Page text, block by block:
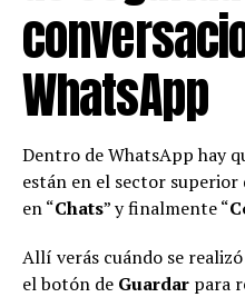
WhatsApp
Dentro de WhatsApp hay
están en el sector
en “Chats” y finalmente “
Allí verás cuándo se
el botón de Guardar para